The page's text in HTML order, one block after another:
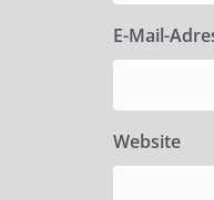
E-Mail-
Website